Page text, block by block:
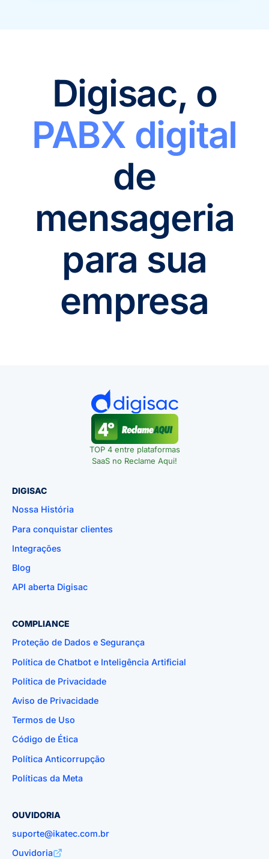
Digisac, o
PABX digital
de
mensageria
para sua
empresa
TOP 4 entre plataformas
SaaS no Reclame Aqui!
DIGISAC
Nossa História
Para conquistar clientes
Integrações
Blog
API aberta Digisac
COMPLIANCE
Proteção de Dados e Segurança
Política de Chatbot e Inteligência Artificial
Política de Privacidade
Aviso de Privacidade
Termos de Uso
Código de Ética
Política Anticorrupção
Políticas da Meta
OUVIDORIA
suporte@ikatec.com.br
Ouvidoria